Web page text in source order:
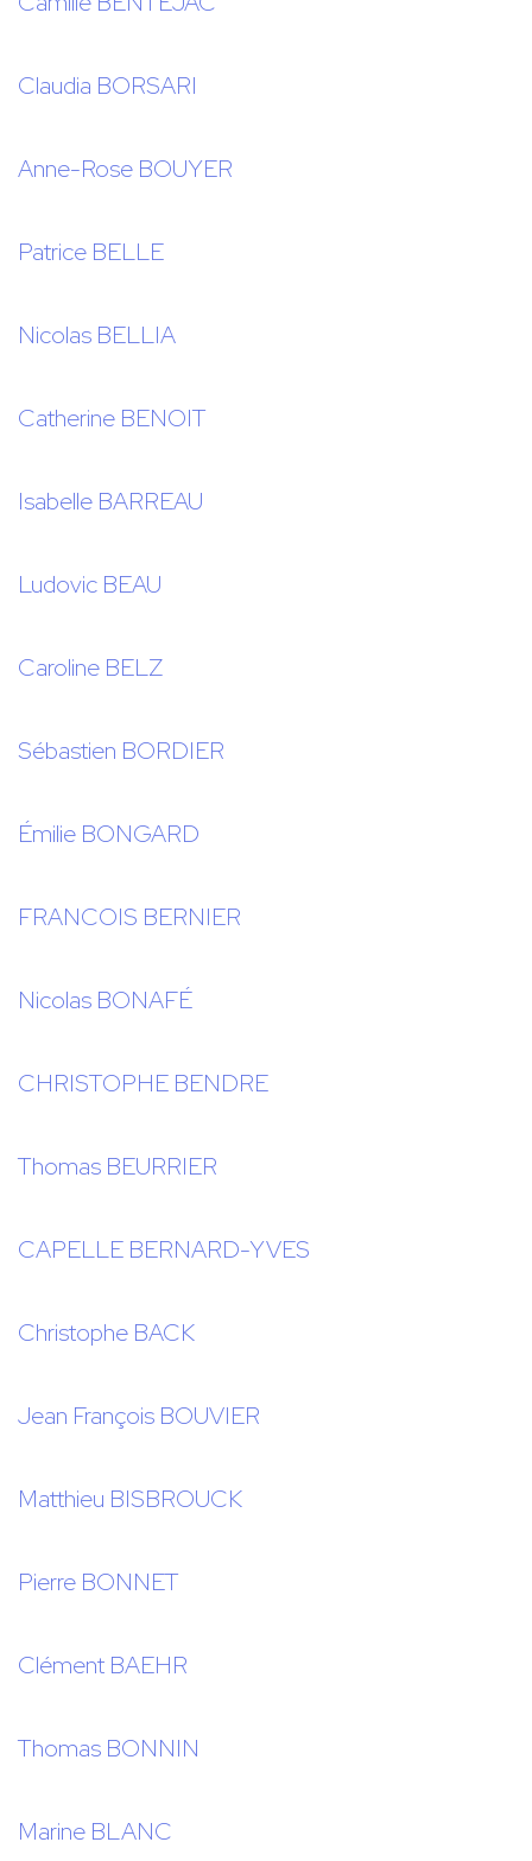
Claudia BORSARI
Anne-Rose BOUYER
Patrice BELLE
Nicolas BELLIA
Catherine BENOIT
Isabelle BARREAU
Ludovic BEAU
Caroline BELZ
Sébastien BORDIER
Émilie BONGARD
FRANCOIS BERNIER
Nicolas BONAFÉ
CHRISTOPHE BENDRE
Thomas BEURRIER
CAPELLE BERNARD-YVES
Christophe BACK
Jean François BOUVIER
Matthieu BISBROUCK
Pierre BONNET
Clément BAEHR
Thomas BONNIN
Marine BLANC